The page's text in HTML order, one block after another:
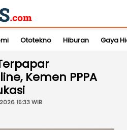
Ototekno Hiburan Gaya
Kemen PPPA
15:33 WIB